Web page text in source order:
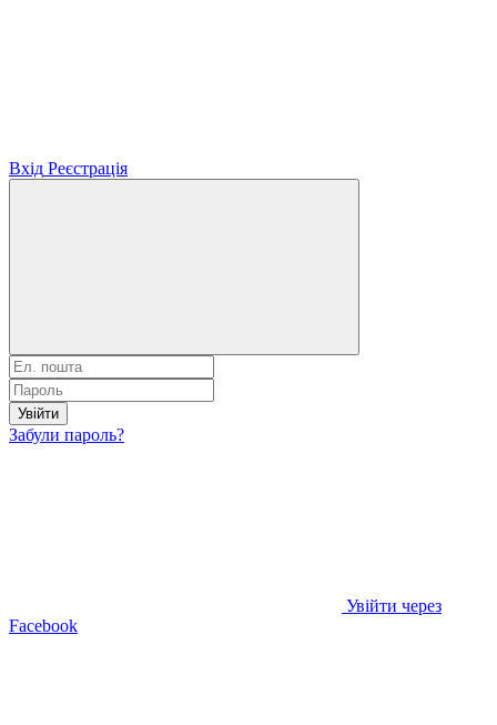
Вхід Реєстрація
Увійти
Забули пароль?
Увійти через
Facebook